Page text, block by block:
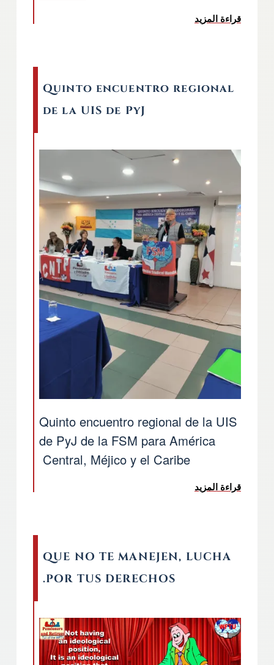
قراءة المزيد
Quinto encuentro regional
de la UIS de PyJ
Quinto encuentro regional de la UIS
de PyJ de la FSM para América
Central, Méjico y el Caribe
قراءة المزيد
QUE NO TE MANEJEN, LUCHA
POR TUS DERECHOS.